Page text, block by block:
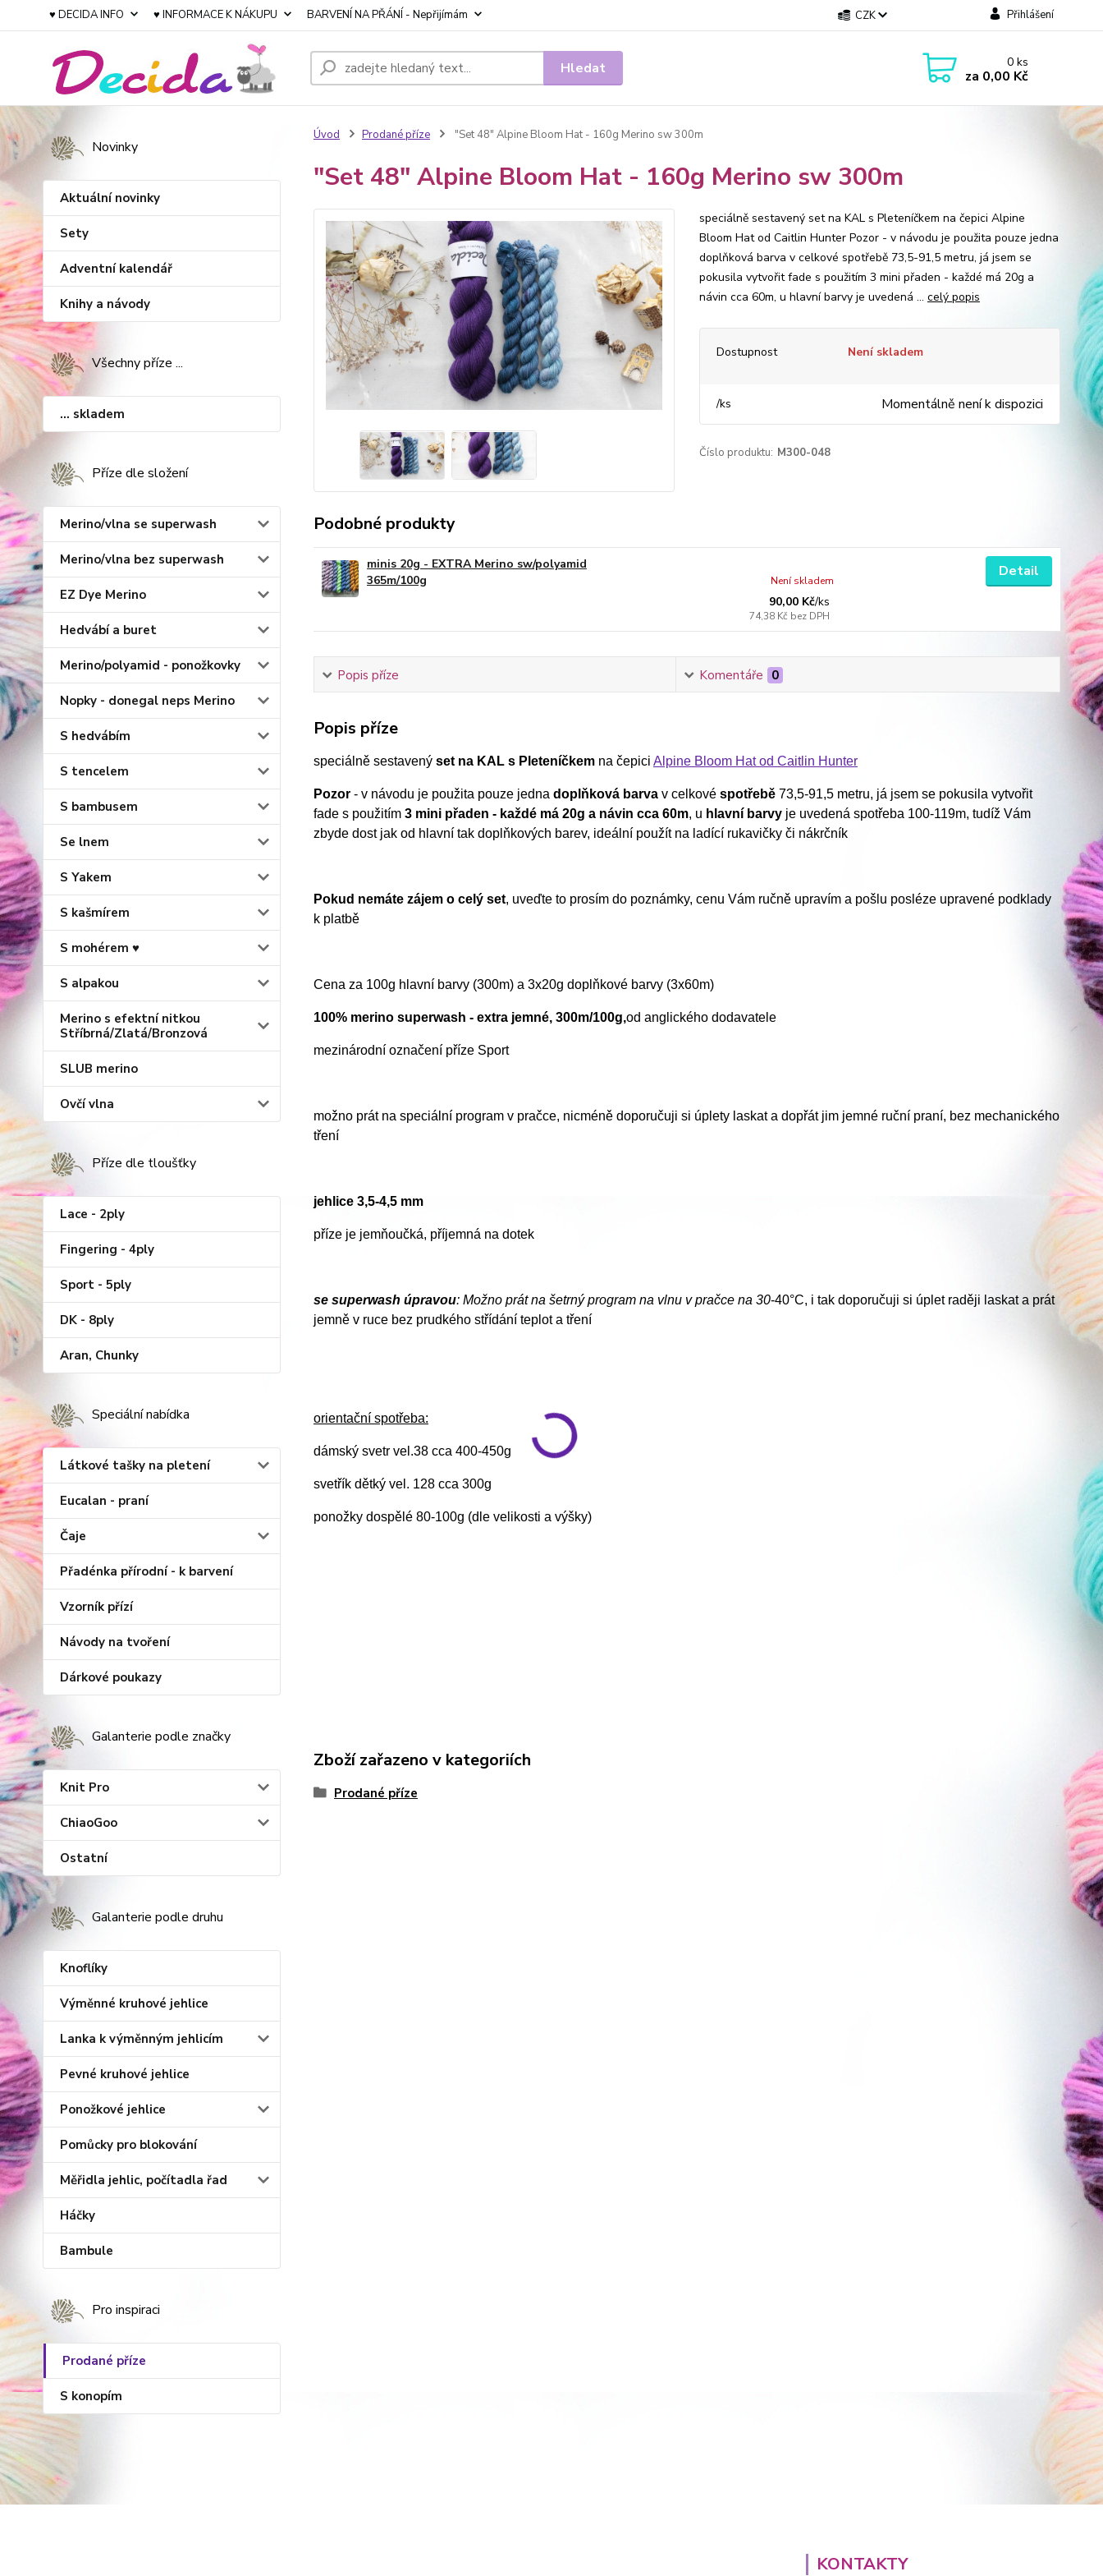
♥ DECIDA INFO ♥ INFORMACE K NÁKUPU BARVENÍ NA PŘÁNÍ - Nepřijímám CZK Přihlášení
Hledat 0ks
za 0,00 Kč
Novinky
Aktuální novinky
Sety
Adventní kalendář
Knihy a návody
Všechny příze ...
... skladem
Příze dle složení
Merino/vlna se superwash
Merino/vlna bez superwash
EZ Dye Merino
Hedvábí a buret
Merino/polyamid - ponožkovky
Nopky - donegal neps Merino
S hedvábím
S tencelem
S bambusem
Se lnem
S Yakem
S kašmírem
S mohérem ♥
S alpakou
Merino s efektní nitkou
Stříbrná/Zlatá/Bronzová
SLUB merino
Ovčí vlna
Příze dle tloušťky
Lace - 2ply
Fingering - 4ply
Sport - 5ply
DK - 8ply
Aran, Chunky
Speciální nabídka
Látkové tašky na pletení
Eucalan - praní
Čaje
Přadénka přírodní - k barvení
Vzorník přízí
Návody na tvoření
Dárkové poukazy
Galanterie podle značky
Knit Pro
ChiaoGoo
Ostatní
Galanterie podle druhu
Knoflíky
Výměnné kruhové jehlice
Lanka k výměnným jehlicím
Pevné kruhové jehlice
Ponožkové jehlice
Pomůcky pro blokování
Měřidla jehlic, počítadla řad
Háčky
Bambule
Pro inspiraci
Prodané příze
S konopím
Úvod Prodané příze "Set 48" Alpine Bloom Hat - 160g Merino sw 300m
"Set 48" Alpine Bloom Hat - 160g Merino sw 300m
speciálně sestavený set na KAL s Pleteníčkem na čepici Alpine
Bloom Hat od Caitlin Hunter Pozor - v návodu je použita pouze jedna
doplňková barva v celkové spotřebě 73,5-91,5 metru, já jsem se
pokusila vytvořit fade s použitím 3 mini přaden - každé má 20g a
návin cca 60m, u hlavní barvy je uvedená ... celý popis
Dostupnost Není skladem
/ks Momentálně není k dispozici
Číslo produktu: M300-048
Podobné produkty
minis 20g - EXTRA Merino sw/polyamid
365m/100g
90,00 Kč/ks
74,38 Kč bez DPH
Není skladem
Detail
Popis příze Komentáře 0
Popis příze
speciálně sestavený set na KAL s Pleteníčkem na čepici Alpine Bloom Hat od Caitlin Hunter
Pozor - v návodu je použita pouze jedna doplňková barvav celkové spotřebě73,5-91,5 metru, já jsem se pokusila vytvořit
fade s použitím 3 mini přaden - každé má 20g a návin cca 60m, u hlavní barvyje uvedená spotřeba 100-119m, tudíž Vám
zbyde dost jak od hlavní tak doplňkových barev, ideální použít na ladící rukavičky či nákrčník
Pokud nemáte zájem o celý set, uveďte to prosím do poznámky, cenu Vám ručně upravím a pošlu posléze upravené podklady
k platbě
Cena za 100g hlavní barvy (300m) a 3x20g doplňkové barvy (3x60m)
100% merino superwash - extra jemné, 300m/100g,od anglického dodavatele
mezinárodní označení příze Sport
možno prát na speciální program v pračce, nicméně doporučuji si úplety laskat a dopřát jim jemné ruční praní, bez mechanického
tření
jehlice 3,5-4,5 mm
příze je jemňoučká, příjemná na dotek
se superwash úpravou: Možno prát na šetrný program na vlnu v pračce na 30-40°C, i tak doporučuji si úplet raději laskat a prát
jemně v ruce bez prudkého střídání teplot a tření
orientační spotřeba:
dámský svetr vel.38 cca 400-450g
svetřík dětký vel. 128 cca 300g
ponožky dospělé 80-100g (dle velikosti a výšky)
Zboží zařazeno v kategoriích
Prodané příze
KONTAKTY